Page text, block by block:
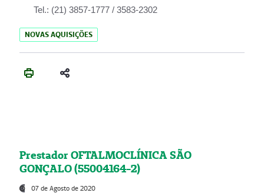
Tel.: (21) 3857-1777 / 3583-2302
NOVAS AQUISIÇÕES
Prestador OFTALMOCLÍNICA SÃO
GONÇALO (55004164-2)
07 de Agosto de 2020